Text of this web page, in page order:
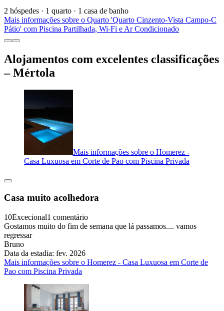
2 hóspedes · 1 quarto · 1 casa de banho
Mais informações sobre o Quarto 'Quarto Cinzento-Vista Campo-C
Pátio' com Piscina Partilhada, Wi-Fi e Ar Condicionado
Alojamentos com excelentes classificações
– Mértola
Mais informações sobre o Homerez -
Casa Luxuosa em Corte de Pao com Piscina Privada
Casa muito acolhedora
10Excecional1 comentário
Gostamos muito do fim de semana que lá passamos.... vamos
regressar
Bruno
Data da estadia: fev. 2026
Mais informações sobre o Homerez - Casa Luxuosa em Corte de
Pao com Piscina Privada